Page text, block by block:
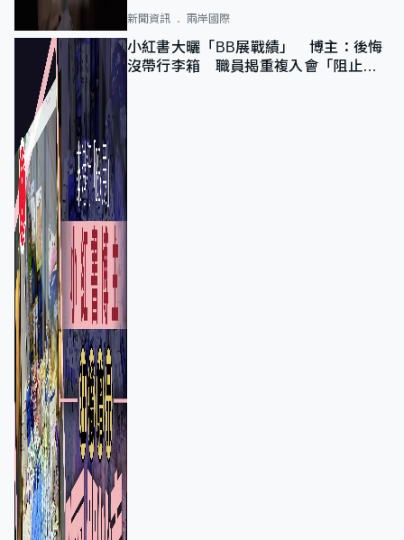
新聞資訊 兩岸國際
小紅書大曬「BB展戰績」 博主：後悔
沒帶行李箱 職員揭重複入會「阻止唔